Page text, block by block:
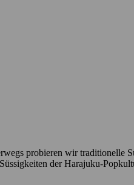
probieren wir traditionelle
der Harajuku-